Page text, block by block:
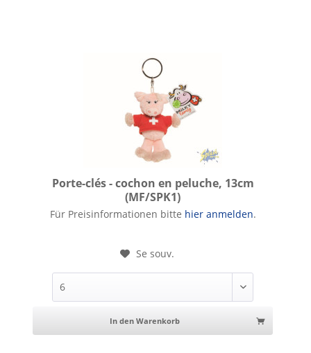
Porte-clés - cochon en peluche, 13cm
(MF/SPK1)
Porte-clés - cochon en peluche, 13cm
Für Preisinformationen bitte hier anmelden.
Se souv.
In den Warenkorb